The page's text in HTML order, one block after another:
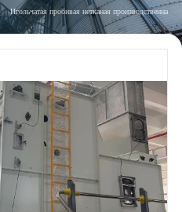
Игольчатая пробивая нетканая производственная